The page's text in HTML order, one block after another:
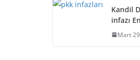
Kandil
infazı
Mart